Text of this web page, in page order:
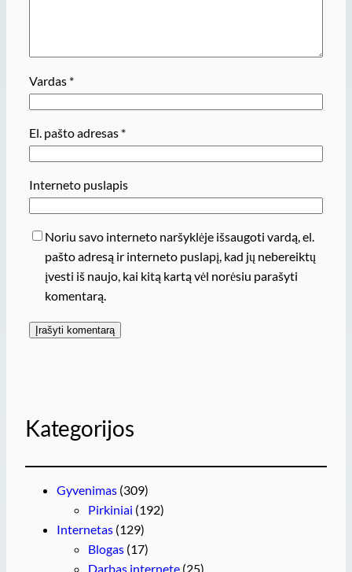
Vardas *
El. pašto adresas *
Interneto puslapis
Noriu savo interneto naršyklėje išsaugoti vardą, el.
pašto adresą ir interneto puslapį, kad jų nebereiktų
įvesti iš naujo, kai kitą kartą vėl norėsiu parašyti
komentarą.
Kategorijos
Gyvenimas (309)
Pirkiniai (192)
Internetas (129)
Blogas (17)
Darbas internete (25)